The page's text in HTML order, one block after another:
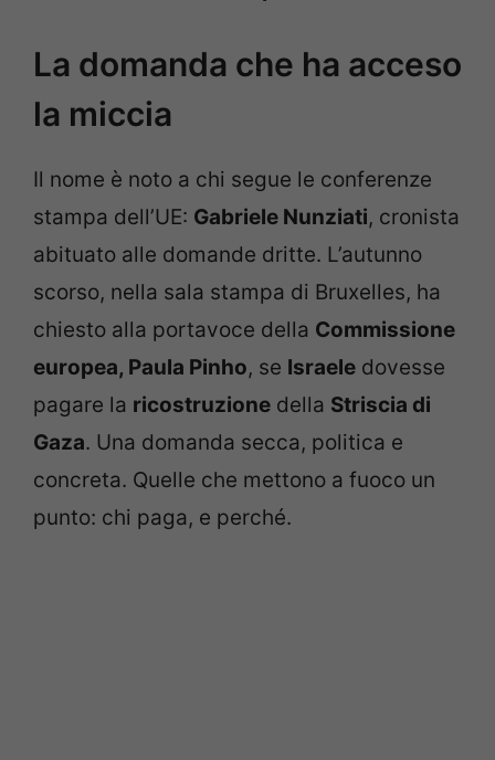
La domanda che ha acceso
la miccia
Il nome è noto a chi segue le conferenze
stampa dell’UE: Gabriele Nunziati, cronista
abituato alle domande dritte. L’autunno
scorso, nella sala stampa di Bruxelles, ha
chiesto alla portavoce della Commissione
europea, Paula Pinho, se Israele dovesse
pagare la ricostruzione della Striscia di
Gaza. Una domanda secca, politica e
concreta. Quelle che mettono a fuoco un
punto: chi paga, e perché.